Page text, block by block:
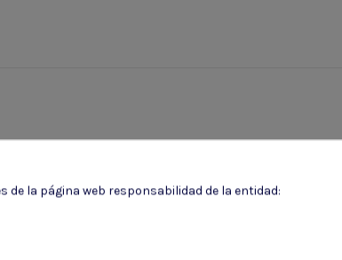
la página web responsabilidad de la entidad: